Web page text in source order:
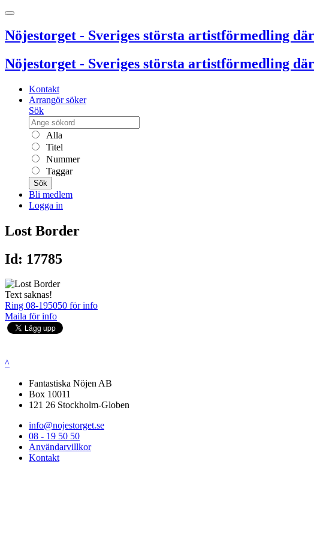
Nöjestorget - Sveriges största artistförmedling
Nöjestorget - Sveriges största artistförmedling
Kontakt
Arrangör söker
Sök
Alla
Titel
Nummer
Taggar
Sök
Bli medlem
Logga in
Lost Border
Id: 17785
Text saknas!
Ring 08-195050 för info
Maila för info
^
Fantastiska Nöjen AB
Box 10011
121 26 Stockholm-Globen
info@nojestorget.se
08 - 19 50 50
Användarvillkor
Kontakt